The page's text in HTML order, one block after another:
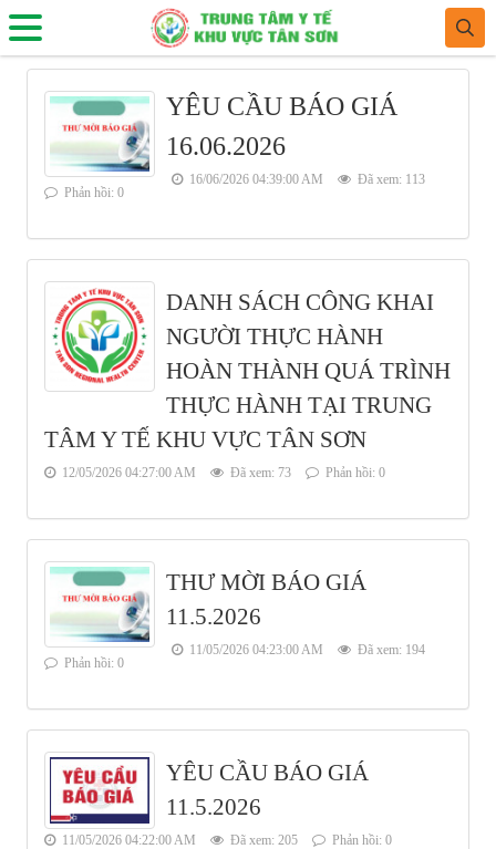
YÊU CẦU BÁO GIÁ
16.06.2026
16/06/2026 04:39:00 AM
Đã xem: 113
Phản hồi: 0
DANH SÁCH CÔNG KHAI
NGƯỜI THỰC HÀNH
HOÀN THÀNH QUÁ TRÌNH
THỰC HÀNH TẠI TRUNG
TÂM Y TẾ KHU VỰC TÂN SƠN
12/05/2026 04:27:00 AM Đã xem: 73 Phản hồi: 0
THƯ MỜI BÁO GIÁ
11.5.2026
11/05/2026 04:23:00 AM
Đã xem: 194
Phản hồi: 0
YÊU CẦU BÁO GIÁ
11.5.2026
11/05/2026 04:22:00 AM Đã xem: 205 Phản hồi: 0